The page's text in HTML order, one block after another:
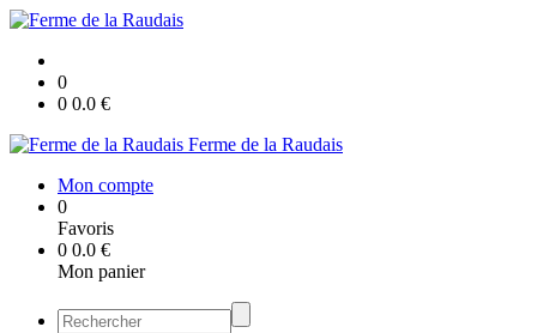
0
0 0.0 €
Ferme de la Raudais
Mon compte
0
Favoris
0 0.0 €
Mon panier